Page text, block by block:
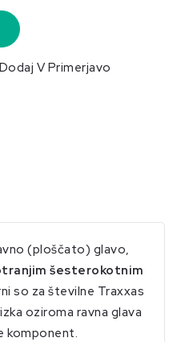
Dodaj V Primerjavo
(ploščato) glavo,
šesterokotnim
so za številne Traxxas
oziroma ravna glava
komponent.